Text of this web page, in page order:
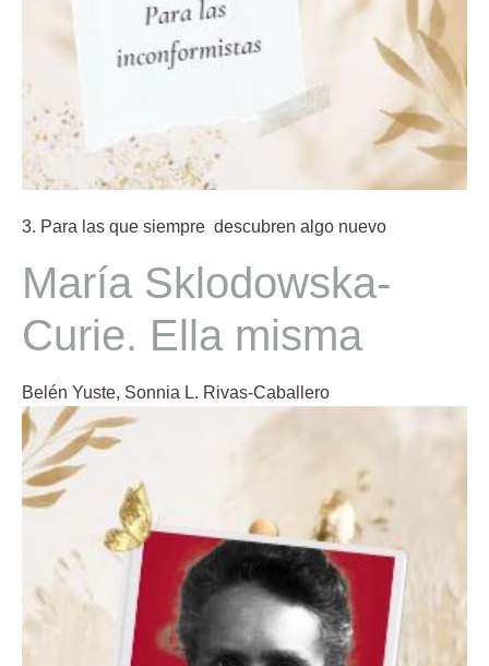
3. Para las que siempre descubren algo nuevo
María Sklodowska-
Curie. Ella misma
Belén Yuste, Sonnia L. Rivas-Caballero